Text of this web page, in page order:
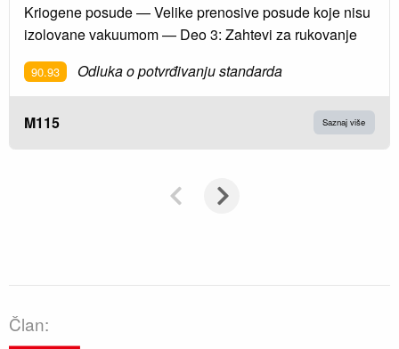
Kriogene posude — Velike prenosive posude koje nisu
izolovane vakuumom — Deo 3: Zahtevi za rukovanje
90.93 Odluka o potvrđivanju standarda
M115 Saznaj više
Član: